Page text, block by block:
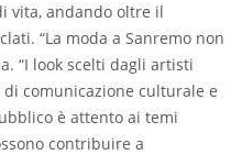
vita, andando oltre il
“La moda a Sanremo non
“I look scelti dagli artisti
comunicazione culturale e
è attento ai temi
contribuire a